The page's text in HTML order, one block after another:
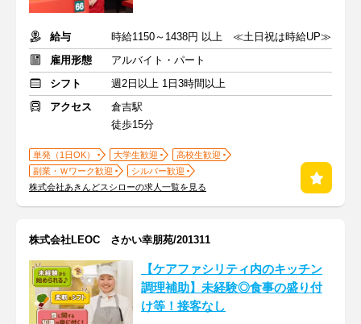
給与
時給1150～1438円 以上 ≪土日祝は時給UP≫
雇用形態
アルバイト・パート
シフト
週2日以上 1日3時間以上
アクセス
倉吉駅
徒歩15分
単発（1日OK） 大学生歓迎
高校生歓迎
副業・Ｗワーク歓迎
シルバー歓迎
株式会社あきんどスシローの求人一覧を見る
株式会社LEOC さかい幸朋苑/201311
【ケアファシリティ内のキッチン
調理補助】未経験◎食事の盛り付
け等！接客なし